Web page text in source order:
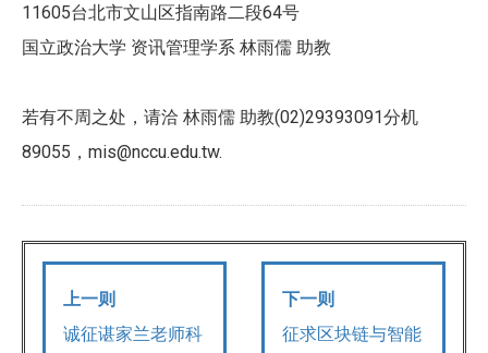
11605台北市文山区指南路二段64号
国立政治大学 资讯管理学系 林雨儒 助教
若有不周之处，请洽 林雨儒 助教(02)29393091分机
89055 ， mis@nccu.edu.tw.
上一则
诚征谌家兰老师科
下一则
征求区块链与智能